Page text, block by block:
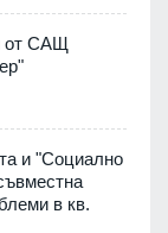
от САЩ
и "Социално
в кв.